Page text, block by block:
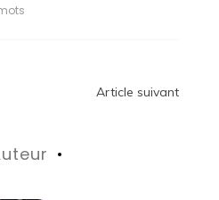
Article suivant